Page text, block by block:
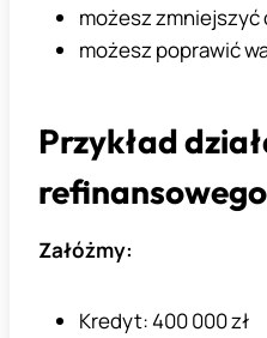
możesz zmniejszyć
możesz poprawić
Przykład
refinansowego
Załóżmy:
Kredyt: 400 000 zł